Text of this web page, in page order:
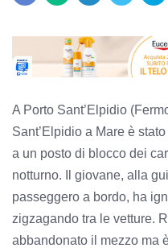
A Porto Sant’Elpidio
Sant’Elpidio a Mare è
a un posto di blocco dei
notturno. Il giovane, alla
passeggero a bordo, ha
zigzagando tra le vetture.
abbandonato il mezzo ma